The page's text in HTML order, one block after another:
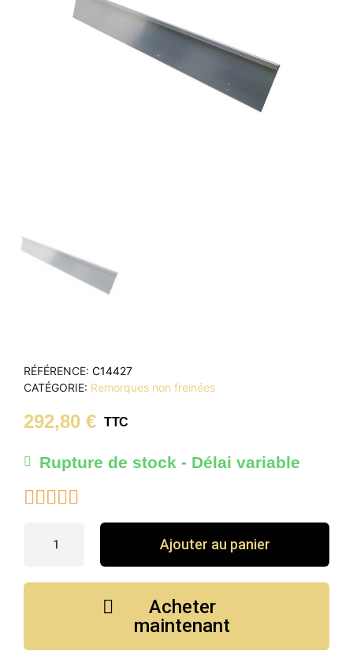
RÉFÉRENCE C14427
CATÉGORIE Remorques non freinées
292,80 € TTC
Rupture de stock - Délai variable

Ajouter au panier
Acheter
maintenant